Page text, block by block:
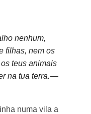
nenhum,
filhas, nem os
teus animais
na tua terra. —
numa vila a